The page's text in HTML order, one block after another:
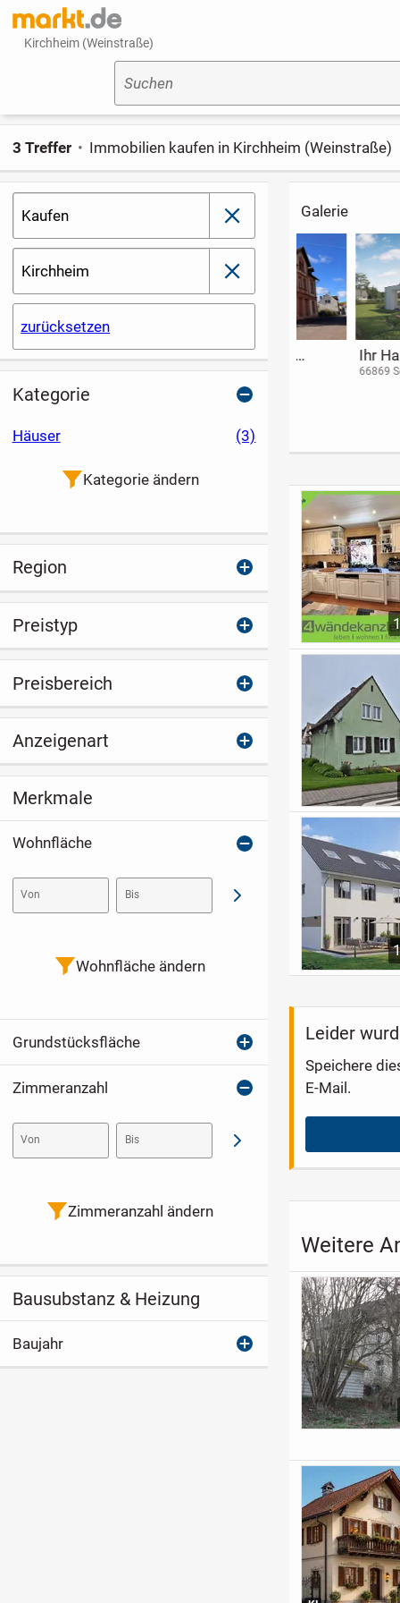
Kirchheim (Weinstraße)
Suchen
Kaufen schließen
Kirchheim schließen
zurücksetzen
3 Treffer Immobilien kaufen in Kirchheim (Weinstraße)
Galerie
Haus mit
Wintergarten und
Carport, Preis inkl.
Grundstück
54309 Newel
Lebensräume neu
definiert - Bien-
Zenker's EDITION
66879 Kottweiler-
Großzügiges,
elegantes
67307 Göllheim
Leider
Speichere
E-Mail.
Weitere
Kategorie
Häuser (3)
Kategorie ändern
Region
Preistyp
Preisbereich
Anzeigenart
Merkmale
Wohnfläche
Von Bis Abschicken
Wohnfläche ändern
Grundstücksfläche
Zimmeranzahl
Von Bis Abschicken
Zimmeranzahl ändern
Bausubstanz & Heizung
Baujahr